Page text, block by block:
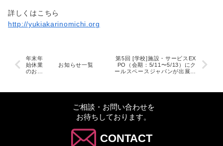
詳しくはこちら
http://yukiakarinomichi.org
年末年
始休業
のお知
お知らせ一覧
第5回 [学校]施設・サービスEX
PO（会期：5/11〜5/13）にク
ールスペースジャパンが出展い
ご相談・お問い合わせを
お待ちしております。
CONTACT